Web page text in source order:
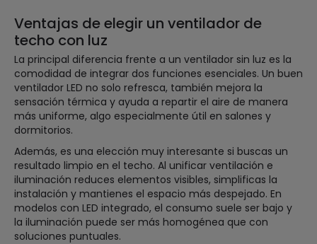
Ventajas de elegir un ventilador de
techo con luz
La principal diferencia frente a un ventilador sin luz es la
comodidad de integrar dos funciones esenciales. Un buen
ventilador LED no solo refresca, también mejora la
sensación térmica y ayuda a repartir el aire de manera
más uniforme, algo especialmente útil en salones y
dormitorios.
Además, es una elección muy interesante si buscas un
resultado limpio en el techo. Al unificar ventilación e
iluminación reduces elementos visibles, simplificas la
instalación y mantienes el espacio más despejado. En
modelos con LED integrado, el consumo suele ser bajo y
la iluminación puede ser más homogénea que con
soluciones puntuales.